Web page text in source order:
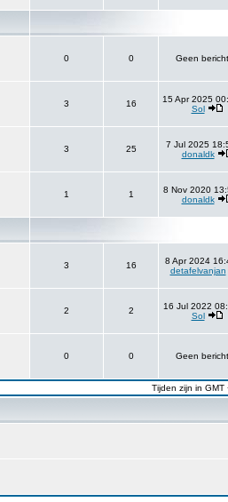
0 0 Geen
3 16
15 Apr 2025
Sol
3 25
7 Jul 2025
donaldk
1 1
8 Nov 2020
donaldk
3 16
8 Apr 2024
detafelvanjan
2 2
16 Jul 2022
Sol
0 0 Geen
Tijden zijn in GMT